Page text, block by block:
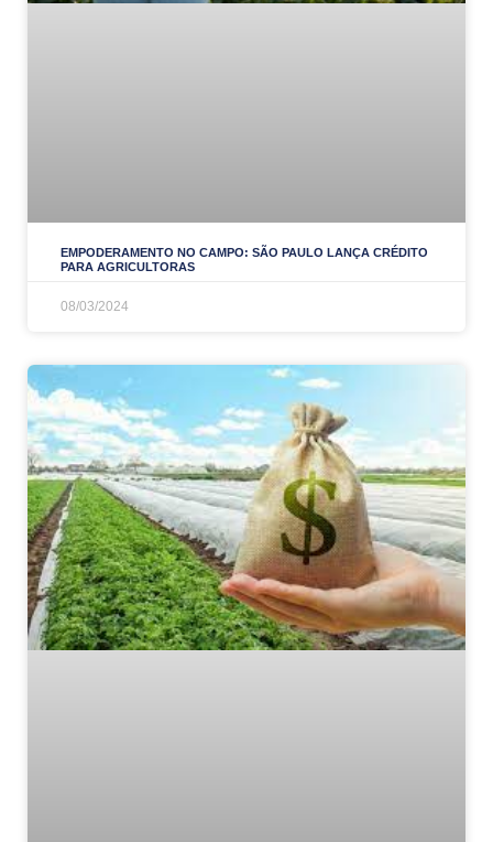
EMPODERAMENTO NO CAMPO: SÃO PAULO LANÇA CRÉDITO
PARA AGRICULTORAS
08/03/2024